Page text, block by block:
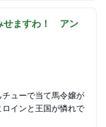
せますわ！ アン
ューで当て馬令嬢が
インと王国が憐れで